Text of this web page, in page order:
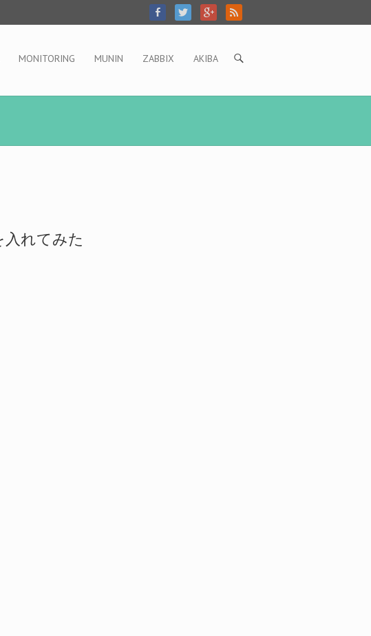
MONITORING MUNIN ZABBIX AKIBA